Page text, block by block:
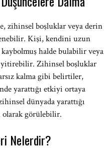
zihinsel boşluklar veya derin
Kişi, kendini uzun
halde bulabilir veya
yitirebilir. Zihinsel boşluklar
kalma gibi belirtiler,
yarattığı etkiyi ortaya
dünyada yarattığı
görülebilir.
Nelerdir?